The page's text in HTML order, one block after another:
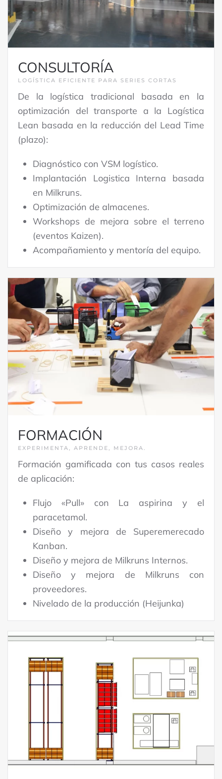
CONSULTORÍA
LOGÍSTICA EFICIENTE PARA SERIES CORTAS
De la logística tradicional basada en la
optimización del transporte a la Logística
Lean basada en la reducción del Lead Time
(plazo):
Diagnóstico con VSM logístico.
Implantación Logistica Interna basada
en Milkruns.
Optimización de almacenes.
Workshops de mejora sobre el terreno
(eventos Kaizen).
Acompañamiento y mentoría del equipo.
FORMACIÓN
EXPERIMENTA, APRENDE, MEJORA.
Formación gamificada con tus casos reales
de aplicación:
Flujo «Pull» con La aspirina y el
paracetamol.
Diseño y mejora de Superemerecado
Kanban.
Diseño y mejora de Milkruns Internos.
Diseño y mejora de Milkruns con
proveedores.
Nivelado de la producción (Heijunka)